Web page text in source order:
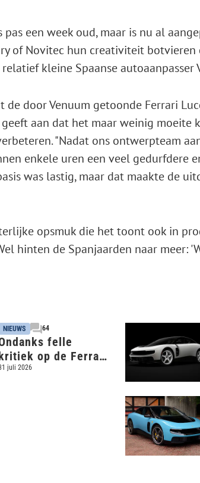
een week oud, maar is nu al
of Novitec hun creativiteit botvieren
kleine Spaanse autoaanpasser
de door Venuum getoonde Ferrari
aan dat het maar weinig moeite
"Nadat ons ontwerpteam
enkele uren een veel gedurfdere
was lastig, maar dat maakte de
opsmuk die het toont ook in
hinten de Spanjaarden naar meer:
NIEUWS 64
felle
op de Ferrari
is de
Ferrari
juli 2026